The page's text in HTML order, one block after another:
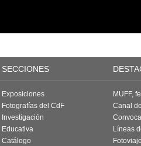
SECCIONES
Exposiciones
Fotografías del CdF
Investigación
Educativa
Catálogo
MUFF,
Canal
Líneas